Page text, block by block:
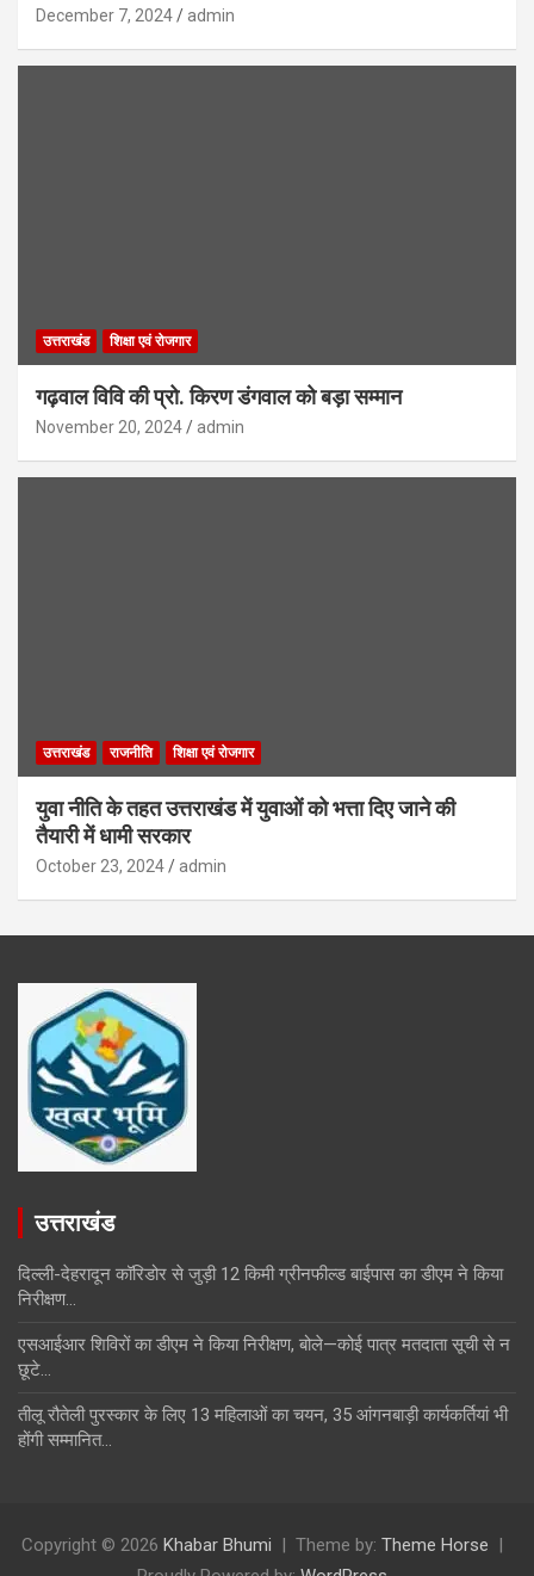
December 7, 2024 admin
उत्तराखंड शिक्षा एवं रोजगार
गढ़वाल विवि की प्रो. किरण डंगवाल को बड़ा सम्मान
November 20, 2024 admin
उत्तराखंड राजनीति शिक्षा एवं रोजगार
युवा नीति के तहत उत्तराखंड में युवाओं को भत्ता दिए जाने की
तैयारी में धामी सरकार
October 23, 2024 admin
उत्तराखंड
दिल्ली-देहरादून कॉरिडोर से जुड़ी 12 किमी ग्रीनफील्ड बाईपास का डीएम ने किया
निरीक्षण…
एसआईआर शिविरों का डीएम ने किया निरीक्षण, बोले—कोई पात्र मतदाता सूची से न
छूटे…
तीलू रौतेली पुरस्कार के लिए 13 महिलाओं का चयन, 35 आंगनबाड़ी कार्यकर्तियां भी
होंगी सम्मानित…
Copyright © 2026 Khabar Bhumi Theme by: Theme Horse